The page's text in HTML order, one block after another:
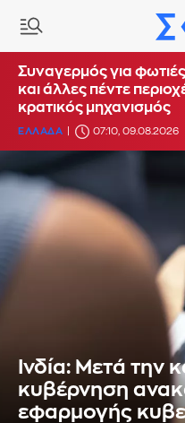
Συναγερμός για
και άλλες πέντε
κρατικός μηχανισμός
ΕΛΛΑΔΑ 07:10, 09.08.2026
Ινδία: Μετά την
κυβέρνηση
εφαρμογής